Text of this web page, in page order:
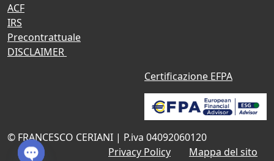
ACF
IRS
Precontrattuale
DISCLAIMER
Certificazione EFPA
© FRANCESCO CERIANI | P.iva 04092060120
Privacy Policy
Mappa del sito